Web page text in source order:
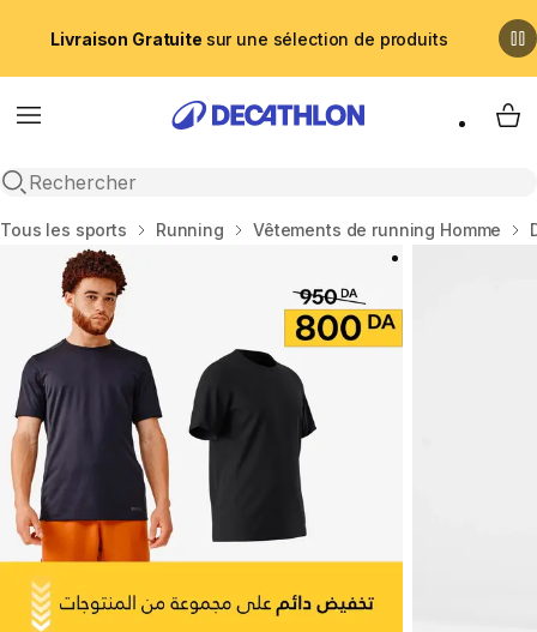
Livraison Gratuite sur une sélection de produits
Menu
Recherche ouverte
My
Accueil
Tous les sports Running Vêtements de running Homme